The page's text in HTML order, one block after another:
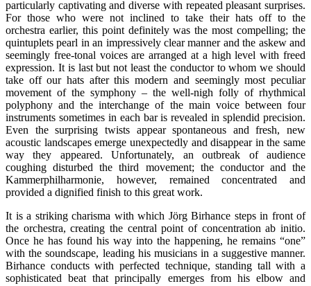
particularly captivating and diverse with repeated pleasant surprises.
For those who were not inclined to take their hats off to the
orchestra earlier, this point definitely was the most compelling; the
quintuplets pearl in an impressively clear manner and the askew and
seemingly free-tonal voices are arranged at a high level with freed
expression. It is last but not least the conductor to whom we should
take off our hats after this modern and seemingly most peculiar
movement of the symphony – the well-nigh folly of rhythmical
polyphony and the interchange of the main voice between four
instruments sometimes in each bar is revealed in splendid precision.
Even the surprising twists appear spontaneous and fresh, new
acoustic landscapes emerge unexpectedly and disappear in the same
way they appeared. Unfortunately, an outbreak of audience
coughing disturbed the third movement; the conductor and the
Kammerphilharmonie, however, remained concentrated and
provided a dignified finish to this great work.
It is a striking charisma with which Jörg Birhance steps in front of
the orchestra, creating the central point of concentration ab initio.
Once he has found his way into the happening, he remains “one”
with the soundscape, leading his musicians in a suggestive manner.
Birhance conducts with perfected technique, standing tall with a
sophisticated beat that principally emerges from his elbow and